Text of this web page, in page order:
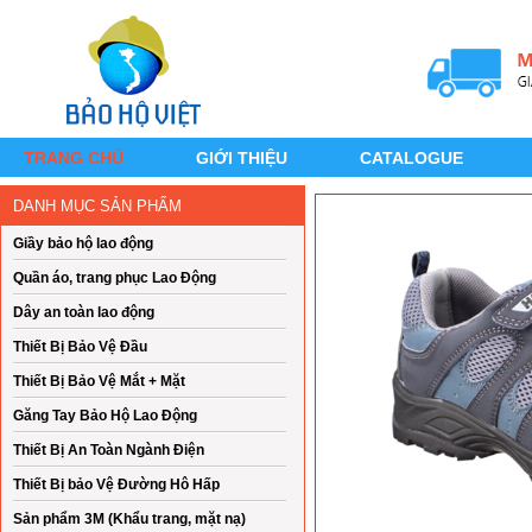
TRANG CHỦ GIỚI THIỆU CATALOGUE
DANH MỤC SẢN PHẨM
Giầy bảo hộ lao động
Quần áo, trang phục Lao Động
Dây an toàn lao động
Thiết Bị Bảo Vệ Đầu
Thiết Bị Bảo Vệ Mắt + Mặt
Găng Tay Bảo Hộ Lao Động
Thiết Bị An Toàn Ngành Điện
Thiết Bị bảo Vệ Đường Hô Hấp
Sản phẩm 3M (Khẩu trang, mặt nạ)